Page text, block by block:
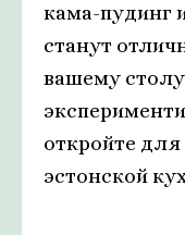
кама-пудинг
станут
вашему
откройте
эстонской